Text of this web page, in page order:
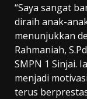
“Saya sangat
diraih anak-
menunjukkan
Rahmaniah,
SMPN 1 Sinjai.
menjadi
terus